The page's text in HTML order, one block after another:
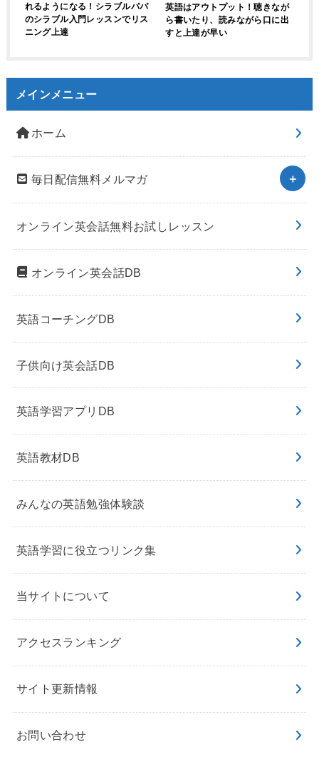
れるようになる！シラブルパパ
のシラブル入門レッスンでリス
ニング上達
英語はアウトプット！聴きなが
ら書いたり、読みながら口に出
すと上達が早い
メインメニュー
ホーム
毎日配信無料メルマガ
オンライン英会話無料お試しレッスン
オンライン英会話DB
英語コーチングDB
子供向け英会話DB
英語学習アプリDB
英語教材DB
みんなの英語勉強体験談
英語学習に役立つリンク集
当サイトについて
アクセスランキング
サイト更新情報
お問い合わせ